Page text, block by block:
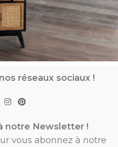
réseaux sociaux !
notre Newsletter !
vous abonnez à notre